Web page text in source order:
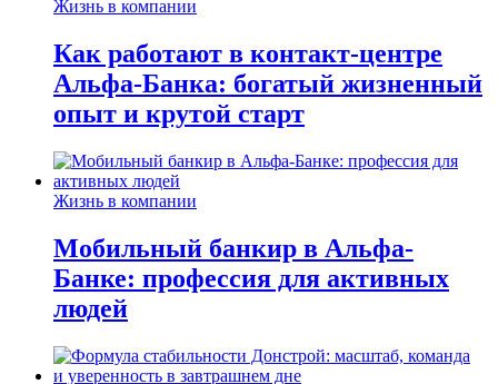
Жизнь в компании
Как работают в контакт-центре
Альфа-Банка: богатый жизненный
опыт и крутой старт
Жизнь в компании
Мобильный банкир в Альфа-
Банке: профессия для активных
людей